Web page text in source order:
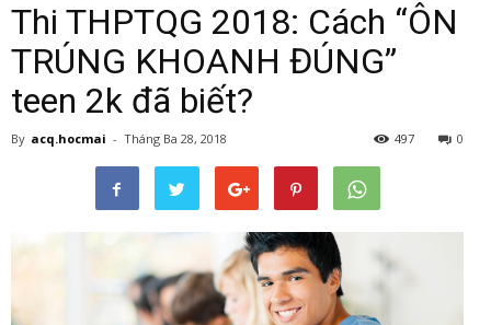
Thi THPTQG 2018: Cách “ÔN
TRÚNG KHOANH ĐÚNG”
teen 2k đã biết?
By acq.hocmai - Tháng Ba 28, 2018 0
497